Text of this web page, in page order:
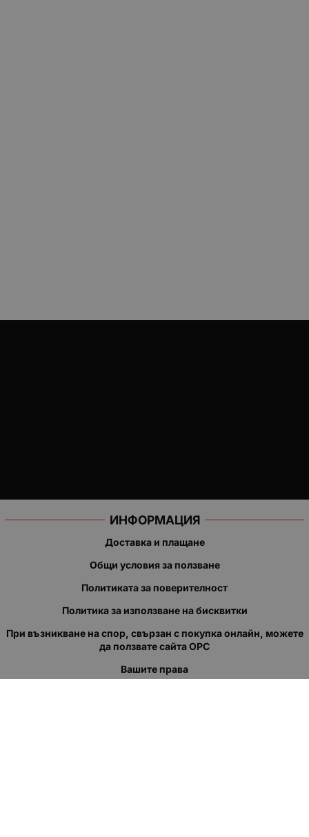
ИНФОРМАЦИЯ
Доставка и плащане
Общи условия за ползване
Политиката за поверителност
Политика за използване на бисквитки
При възникване на спор, свързан с покупка онлайн, можете
да ползвате сайта ОРС
Вашите права